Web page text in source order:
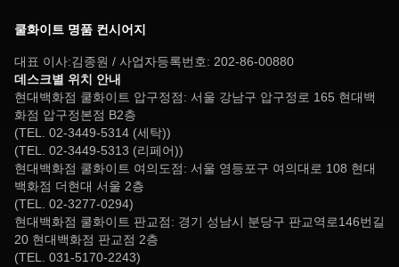
쿨화이트 명품 컨시어지
대표 이사:김종원 / 사업자등록번호: 202-86-00880
데스크별 위치 안내
현대백화점 쿨화이트 압구정점: 서울 강남구 압구정로 165 현대백
화점 압구정본점 B2층
(TEL. 02-3449-5314 (세탁))
(TEL. 02-3449-5313 (리페어))
현대백화점 쿨화이트 여의도점: 서울 영등포구 여의대로 108 현대
백화점 더현대 서울 2층
(TEL. 02-3277-0294)
현대백화점 쿨화이트 판교점: 경기 성남시 분당구 판교역로146번길
20 현대백화점 판교점 2층
(TEL. 031-5170-2243)